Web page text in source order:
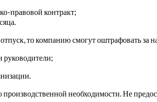
правовой контракт;
то компанию смогут оштрафовать за
необходимости. Не